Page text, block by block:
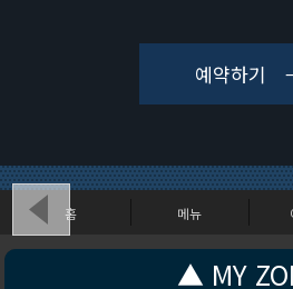
예약하기
▲ MY
홈 메뉴
강원도 춘천시 동산면 새술막길 438
Copyright (c) CLUBD - THEPLAYERS. All Rights